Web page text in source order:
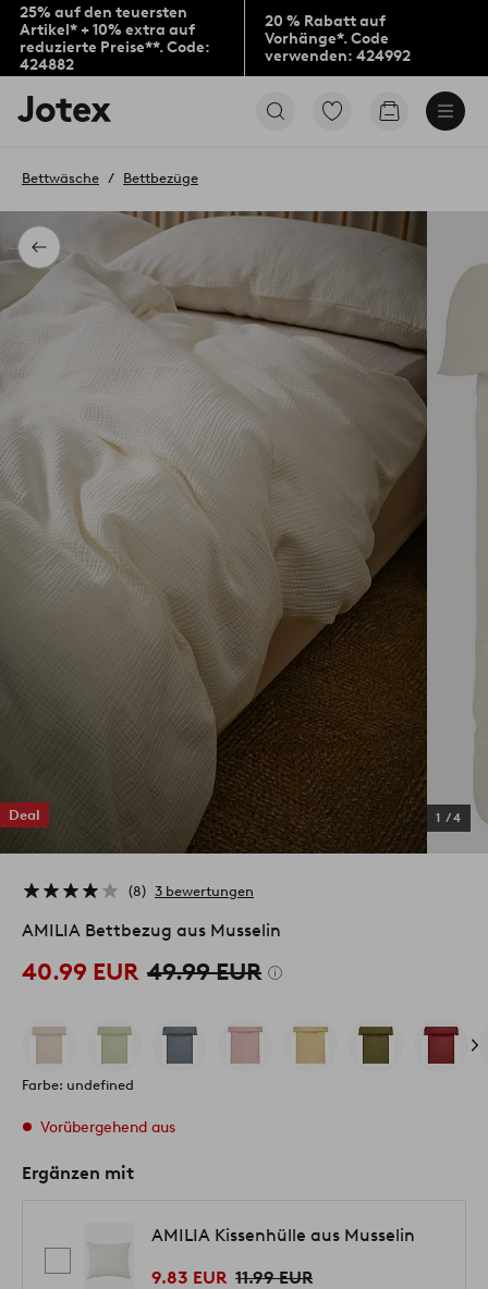
25% auf den teuersten
Artikel* + 10% extra auf
reduzierte Preise**. Code:
424882
20 % Rabatt auf
Vorhänge*. Code
verwenden: 424992
Jotex-
Logo
Startseite
Zu
Produkten
gehen
Zum
Zurück
Bettwäsche Bettbezüge
Deal 1 /4
8 3 bewertungen
AMILIA Bettbezug aus Musselin
40.99 EUR 49.99 EUR
Farbe: undefined
Vorübergehend aus
Ergänzen mit
AMILIA Kissenhülle aus Musselin
9.83 EUR 11.99 EUR